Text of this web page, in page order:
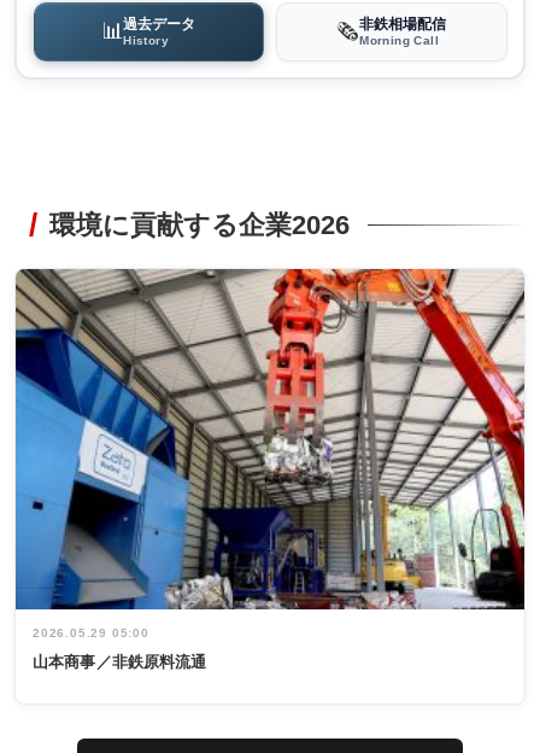
📊過去データ
History 🗞️非鉄相場配信
Morning Call
環境に貢献する企業2026
2026.05.29 05:00
山本商事／非鉄原料流通